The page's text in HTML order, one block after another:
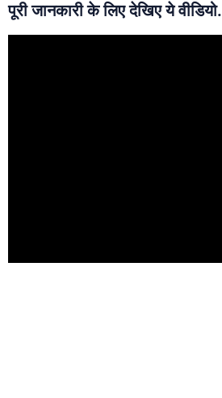
पूरी जानकारी के लिए देखिए ये वीडियो.